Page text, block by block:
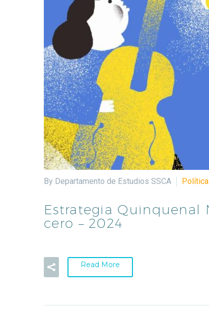
By Departamento de Estudios SSCA
Estrategia Quinquenal
cero – 2024
Read More